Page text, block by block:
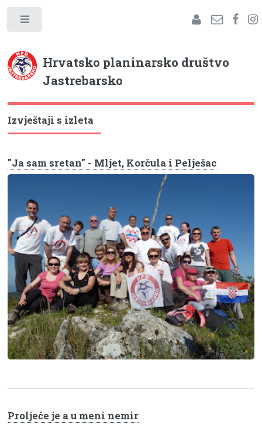
Hrvatsko planinarsko društvo
Jastrebarsko
Izvještaji s izleta
"Ja sam sretan" - Mljet, Korčula i Pelješac
Proljeće je a u meni nemir